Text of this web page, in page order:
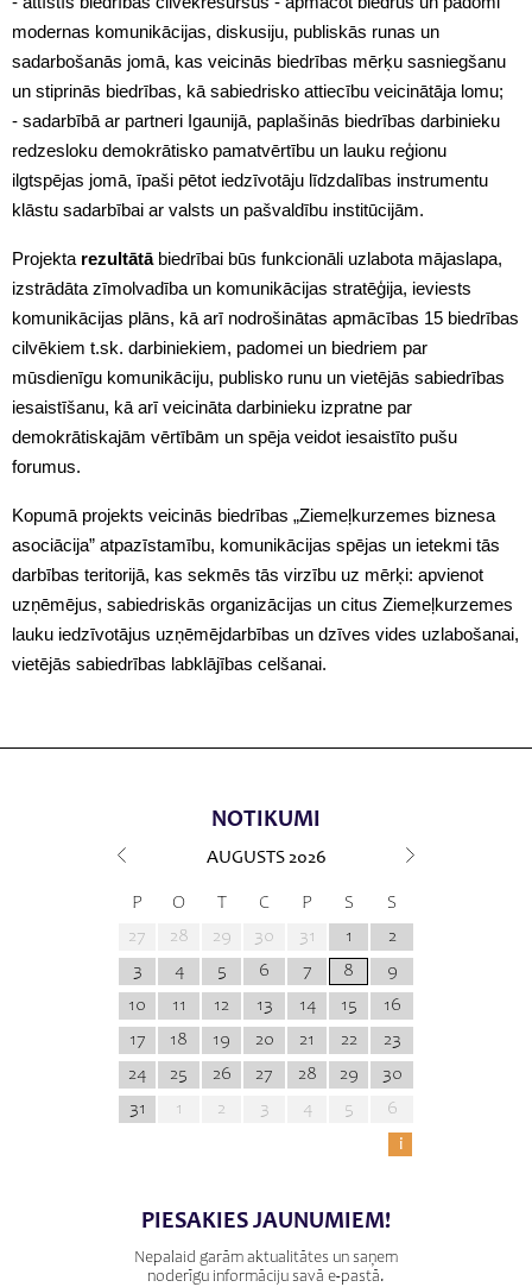
modernas komunikācijas, diskusiju, publiskās runas un
sadarbošanās jomā, kas veicinās biedrības mērķu sasniegšanu
un stiprinās biedrības, kā sabiedrisko attiecību veicinātāja lomu;
- sadarbībā ar partneri Igaunijā, paplašinās biedrības darbinieku
redzesloku demokrātisko pamatvērtību un lauku reģionu
ilgtspējas jomā, īpaši pētot iedzīvotāju līdzdalības instrumentu
klāstu sadarbībai ar valsts un pašvaldību institūcijām.
Projekta rezultātābiedrībai būs funkcionāli uzlabota mājaslapa,
izstrādāta zīmolvadība un komunikācijas stratēģija, ieviests
komunikācijas plāns, kā arī nodrošinātas apmācības 15 biedrības
cilvēkiem t.sk. darbiniekiem, padomei un biedriem par
mūsdienīgu komunikāciju, publisko runu un vietējās sabiedrības
iesaistīšanu, kā arī veicināta darbinieku izpratne par
demokrātiskajām vērtībām un spēja veidot iesaistīto pušu
forumus.
Kopumā projekts veicinās biedrības „Ziemeļkurzemes biznesa
asociācija” atpazīstamību, komunikācijas spējas un ietekmi tās
darbības teritorijā, kas sekmēs tās virzību uz mērķi: apvienot
uzņēmējus, sabiedriskās organizācijas un citus Ziemeļkurzemes
lauku iedzīvotājus uzņēmējdarbības un dzīves vides uzlabošanai,
vietējās sabiedrības labklājības celšanai.
NOTIKUMI
AUGUSTS 2026
P O T C P S
S
27
28 29 30 31 1
2
3
4 5 6 7 8
9
10
11 12 13 14 15
16
17
18 19 20 21 22
23
24
25 26 27 28 29
30
31
1 2 3 4 5
6
i
PIESAKIES JAUNUMIEM!
Nepalaid garām aktualitātes un saņem
noderīgu informāciju savā e-pastā.